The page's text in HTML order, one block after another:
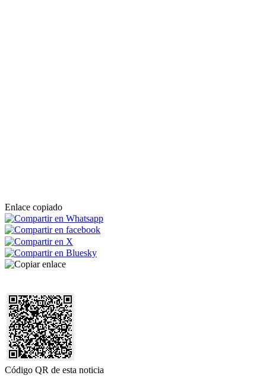
Enlace copiado
Código QR de esta noticia